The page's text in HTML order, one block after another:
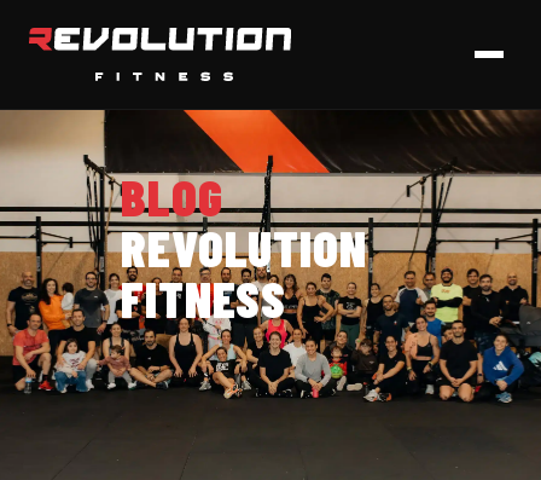
BLOG
REVOLUTION
FITNESS